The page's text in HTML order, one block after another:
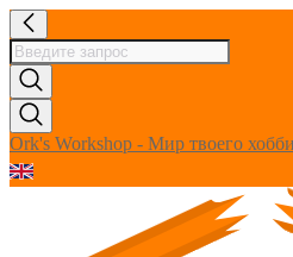
Ork's Workshop - Мир твоего хобби